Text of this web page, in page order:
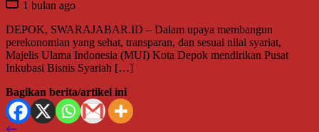
1 bulan ago
DEPOK, SWARAJABAR.ID – Dalam upaya membangun
perekonomian yang sehat, transparan, dan sesuai nilai syariat,
Majelis Ulama Indonesia (MUI) Kota Depok mendirikan Pusat
Inkubasi Bisnis Syariah […]
Bagikan berita/artikel ini